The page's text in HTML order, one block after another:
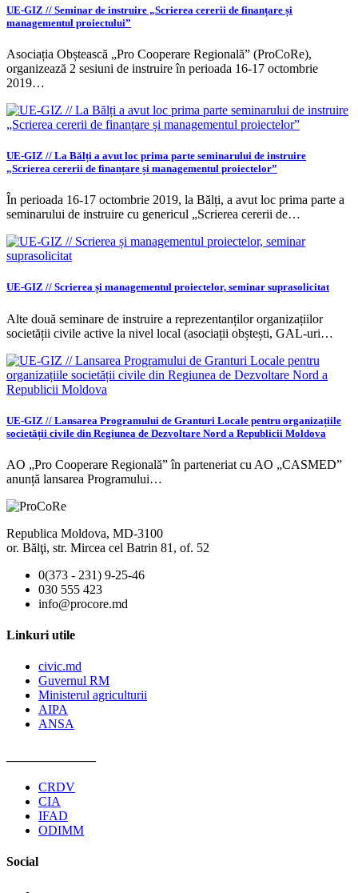
UE-GIZ // Seminar de instruire „Scrierea cererii de finanțare și
managementul proiectului”
Asociația Obștească „Pro Cooperare Regională” (ProCoRe),
organizează 2 sesiuni de instruire în perioada 16-17 octombrie
2019…
UE-GIZ // La Bălți a avut loc prima parte seminarului de instruire
„Scrierea cererii de finanțare și managementul proiectelor”
În perioada 16-17 octombrie 2019, la Bălți, a avut loc prima parte a
seminarului de instruire cu genericul „Scrierea cererii de…
UE-GIZ // Scrierea și managementul proiectelor, seminar suprasolicitat
Alte două seminare de instruire a reprezentanților organizațiilor
societății civile active la nivel local (asociații obștești, GAL-uri…
UE-GIZ // Lansarea Programului de Granturi Locale pentru organizațiile
societății civile din Regiunea de Dezvoltare Nord a Republicii Moldova
AO „Pro Cooperare Regională” în parteneriat cu AO „CASMED”
anunță lansarea Programului…
Republica Moldova, MD-3100
or. Bălţi, str. Mircea cel Batrin 81, of. 52
0(373 - 231) 9-25-46
030 555 423
info@procore.md
Linkuri utile
civic.md
Guvernul RM
Ministerul agriculturii
AIPA
ANSA
CRDV
CIA
IFAD
ODIMM
Social